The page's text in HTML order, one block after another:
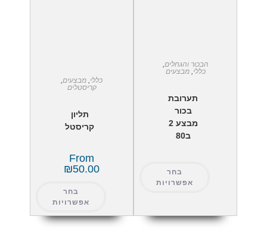
הבכור והגחלים
כללי ,מבצעים
תערובת
בכור
מבצע 2
ב80
בחר
אפשרויות
כללי, מבצעים,
קריסטלים
תליון
קריסטל
From
₪50.00
בחר
אפשרויות